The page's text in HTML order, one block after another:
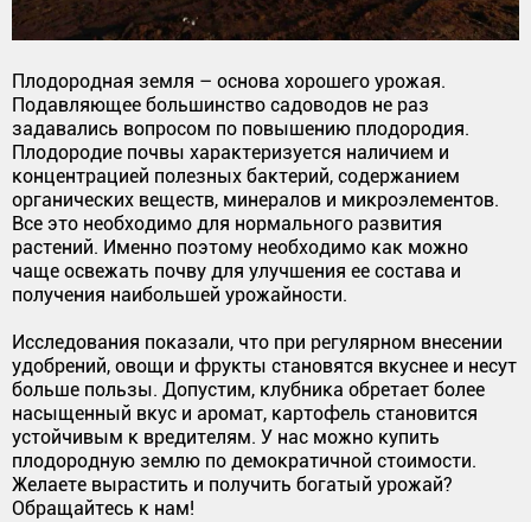
Плодородная земля – основа хорошего урожая.
Подавляющее большинство садоводов не раз
задавались вопросом по повышению плодородия.
Плодородие почвы характеризуется наличием и
концентрацией полезных бактерий, содержанием
органических веществ, минералов и микроэлементов.
Все это необходимо для нормального развития
растений. Именно поэтому необходимо как можно
чаще освежать почву для улучшения ее состава и
получения наибольшей урожайности.
Исследования показали, что при регулярном внесении
удобрений, овощи и фрукты становятся вкуснее и несут
больше пользы. Допустим, клубника обретает более
насыщенный вкус и аромат, картофель становится
устойчивым к вредителям. У нас можно купить
плодородную землю по демократичной стоимости.
Желаете вырастить и получить богатый урожай?
Обращайтесь к нам!